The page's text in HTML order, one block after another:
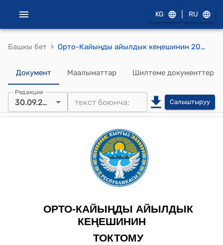
KG RU
Башкы бет › Орто-Кайыңды айылдык кеңешинин 2025-жылдын 30-сентябрындагы № 33 “Жергиликтүү бюджеттин жайыт бөлүмүнүн киреше, чыгаша бөлүгүн көбөйтүү жөнүндө” токтому
Документ Маалыматтар Шилтеме документтер
Редакция
30.09.2025 Салыштыруу